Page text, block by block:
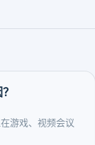
游戏、视频会议